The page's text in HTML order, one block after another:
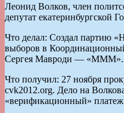
Леонид Волков, член
депутат екатеринбургской
Что делал: Создал партию
выборов в
Сергея Мавроди — «МММ».
Что получил: 27 ноября
cvk2012.org. Дело на
«верификационный» платеж